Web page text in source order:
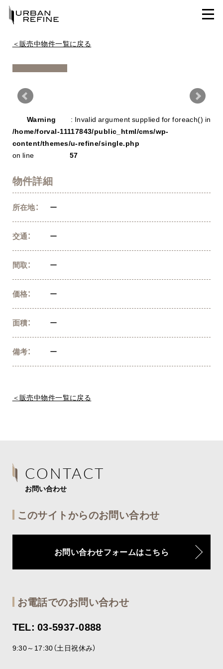
＜販売中物件一覧に戻る
Warning
: Invalid argument supplied for foreach() in
/home/forval-11117843/public_html/cms/wp-
content/themes/u-refine/single.php
on line
57
物件詳細
所在地： ー
交通： ー
間取： ー
価格： ー
面積： ー
備考： ー
＜販売中物件一覧に戻る
CONTACT
お問い合わせ
このサイトからのお問い合わせ
お問い合わせフォームはこちら
お電話でのお問い合わせ
TEL: 03-5937-0888
9:30～17:30（土日祝休み）